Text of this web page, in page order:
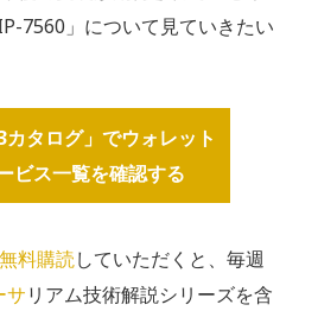
7560」について見ていきたい
カタログ」でウォレット
ビス一覧を確認する
料購読していただくと、毎週
サリアム技術解説シリーズを含